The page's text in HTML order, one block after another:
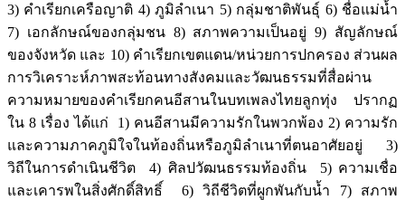
3) คำเรียกเครือญาติ 4) ภูมิลำเนา 5) กลุ่มชาติพันธุ์ 6) ชื่อแม่น้ำ
7) เอกลักษณ์ของกลุ่มชน 8) สภาพความเป็นอยู่ 9) สัญลักษณ์
ของจังหวัด และ 10) คำเรียกเขตแดน/หน่วยการปกครอง ส่วนผล
การวิเคราะห์ภาพสะท้อนทางสังคมและวัฒนธรรมที่สื่อผ่าน
ความหมายของคำเรียกคนอีสานในบทเพลงไทยลูกทุ่ง ปรากฏ
ใน 8 เรื่อง ได้แก่ 1) คนอีสานมีความรักในพวกพ้อง 2) ความรัก
และความภาคภูมิใจในท้องถิ่นหรือภูมิลำเนาที่ตนอาศัยอยู่ 3)
วิถีในการดำเนินชีวิต 4) ศิลปวัฒนธรรมท้องถิ่น 5) ความเชื่อ
และเคารพในสิ่งศักดิ์สิทธิ์ 6) วิถีชีวิตที่ผูกพันกับน้ำ 7) สภาพ